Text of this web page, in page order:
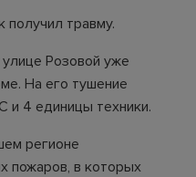
получил травму.
Розовой уже
На его тушение
и 4 единицы техники.
регионе
пожаров, в которых